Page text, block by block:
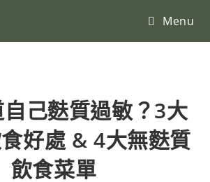
Menu
己麩質過敏？3大
好處 & 4大無麩質
飲食菜單